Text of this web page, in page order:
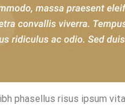
phasellus risus ipsum